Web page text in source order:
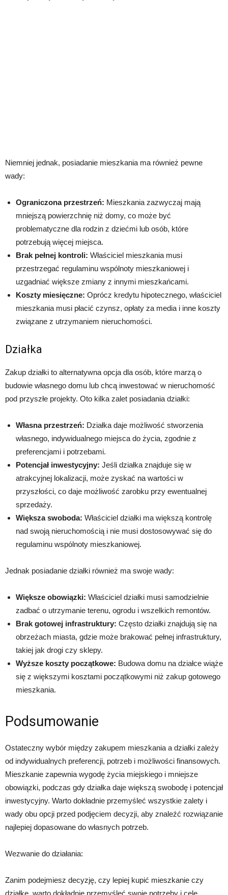
Niemniej jednak, posiadanie mieszkania ma również pewne
wady:
Ograniczona przestrzeń: Mieszkania zazwyczaj mają
mniejszą powierzchnię niż domy, co może być
problematyczne dla rodzin z dziećmi lub osób, które
potrzebują więcej miejsca.
Brak pełnej kontroli: Właściciel mieszkania musi
przestrzegać regulaminu wspólnoty mieszkaniowej i
uzgadniać większe zmiany z innymi mieszkańcami.
Koszty miesięczne: Oprócz kredytu hipotecznego, właściciel
mieszkania musi płacić czynsz, opłaty za media i inne koszty
związane z utrzymaniem nieruchomości.
Działka
Zakup działki to alternatywna opcja dla osób, które marzą o
budowie własnego domu lub chcą inwestować w nieruchomość
pod przyszłe projekty. Oto kilka zalet posiadania działki:
Własna przestrzeń: Działka daje możliwość stworzenia
własnego, indywidualnego miejsca do życia, zgodnie z
preferencjami i potrzebami.
Potencjał inwestycyjny: Jeśli działka znajduje się w
atrakcyjnej lokalizacji, może zyskać na wartości w
przyszłości, co daje możliwość zarobku przy ewentualnej
sprzedaży.
Większa swoboda: Właściciel działki ma większą kontrolę
nad swoją nieruchomością i nie musi dostosowywać się do
regulaminu wspólnoty mieszkaniowej.
Jednak posiadanie działki również ma swoje wady:
Większe obowiązki: Właściciel działki musi samodzielnie
zadbać o utrzymanie terenu, ogrodu i wszelkich remontów.
Brak gotowej infrastruktury: Często działki znajdują się na
obrzeżach miasta, gdzie może brakować pełnej infrastruktury,
takiej jak drogi czy sklepy.
Wyższe koszty początkowe: Budowa domu na działce wiąże
się z większymi kosztami początkowymi niż zakup gotowego
mieszkania.
Podsumowanie
Ostateczny wybór między zakupem mieszkania a działki zależy
od indywidualnych preferencji, potrzeb i możliwości finansowych.
Mieszkanie zapewnia wygodę życia miejskiego i mniejsze
obowiązki, podczas gdy działka daje większą swobodę i potencjał
inwestycyjny. Warto dokładnie przemyśleć wszystkie zalety i
wady obu opcji przed podjęciem decyzji, aby znaleźć rozwiązanie
najlepiej dopasowane do własnych potrzeb.
Wezwanie do działania:
Zanim podejmiesz decyzję, czy lepiej kupić mieszkanie czy
działkę, warto dokładnie przemyśleć swoje potrzeby i cele.